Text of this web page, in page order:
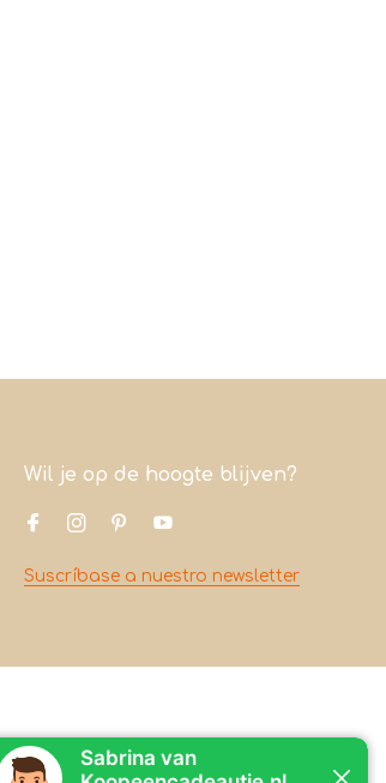
Wil je op de hoogte blijven?
Suscríbase a nuestro newsletter
Contacto